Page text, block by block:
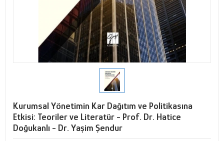
Kurumsal Yönetimin Kar Dağıtım ve Politikasına
Etkisi: Teoriler ve Literatür - Prof. Dr. Hatice
Doğukanlı - Dr. Yaşim Şendur